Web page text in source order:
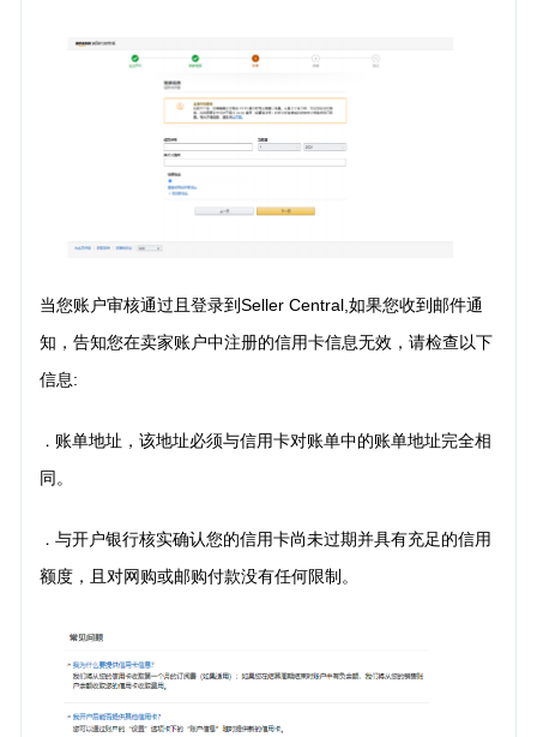
当您账户审核通过且登录到Seller Central,如果您收到邮件通
知，告知您在卖家账户中注册的信用卡信息无效，请检查以下
信息:
． 账单地址，该地址必须与信用卡对账单中的账单地址完全相
同。
． 与开户银行核实确认您的信用卡尚未过期并具有充足的信用
额度，且对网购或邮购付款没有任何限制。